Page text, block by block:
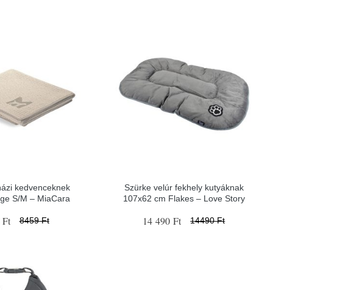
kedvenceknek
S/M – MiaCara
Ft 8459 Ft
Szürke velúr fekhely kutyáknak
107x62 cm Flakes – Love Story
14 490 Ft 14490 Ft